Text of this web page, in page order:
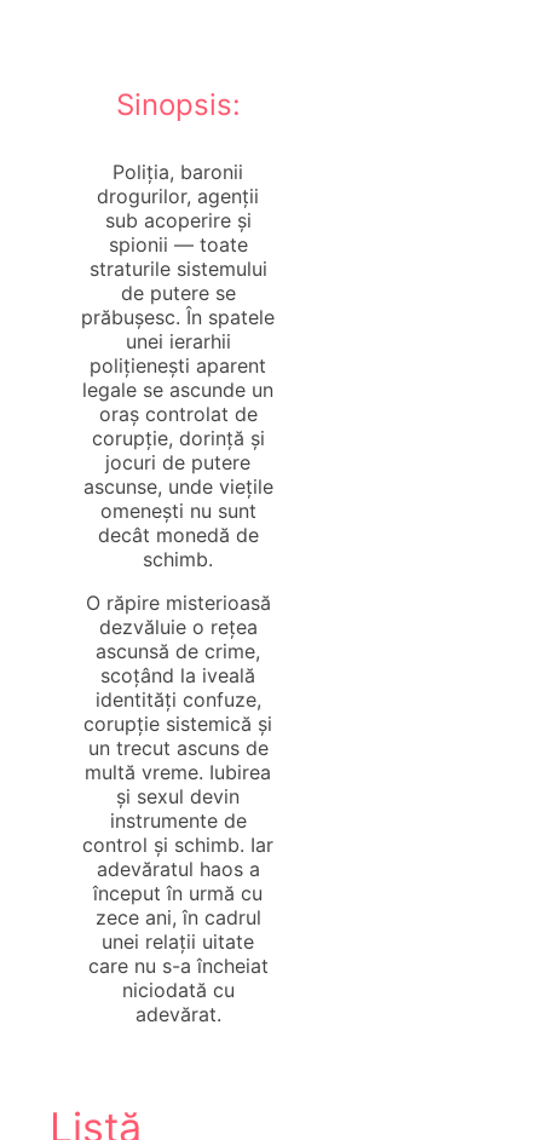
Sinopsis:
Poliția, baronii
drogurilor, agenții
sub acoperire și
spionii — toate
straturile sistemului
de putere se
prăbușesc. În spatele
unei ierarhii
polițienești aparent
legale se ascunde un
oraș controlat de
corupție, dorință și
jocuri de putere
ascunse, unde viețile
omenești nu sunt
decât monedă de
schimb.
O răpire misterioasă
dezvăluie o rețea
ascunsă de crime,
scoțând la iveală
identități confuze,
corupție sistemică și
un trecut ascuns de
multă vreme. Iubirea
și sexul devin
instrumente de
control și schimb. Iar
adevăratul haos a
început în urmă cu
zece ani, în cadrul
unei relații uitate
care nu s-a încheiat
niciodată cu
adevărat.
Listă